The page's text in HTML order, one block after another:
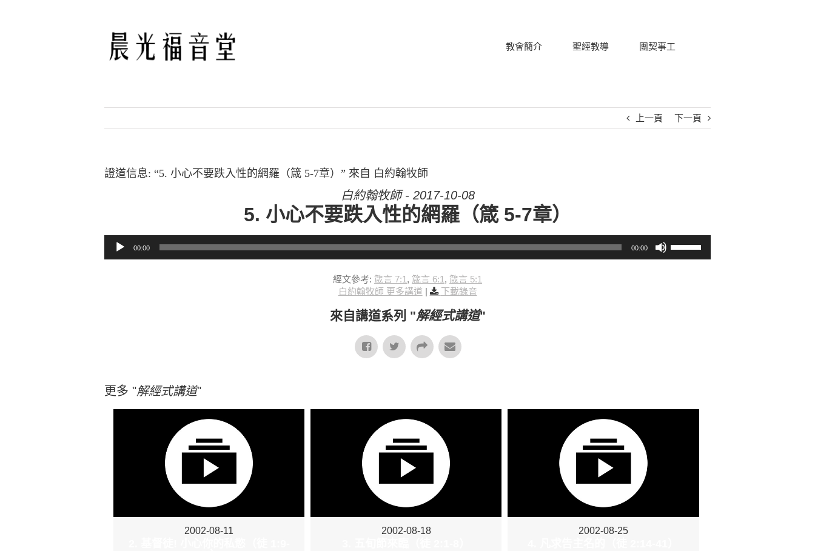
教會簡介 聖經教導 團契事工
上一頁 下一頁
證道信息: “5. 小心不要跌入性的網羅（箴 5-7章）” 來自 白約翰牧師
白約翰牧師 - 2017-10-08
5. 小心不要跌入性的網羅（箴 5-7章）
音訊播放器
00:00 00:00
使用向上/向下鍵以提高或降低音量。
經文參考: 箴言 7:1 , 箴言 6:1 , 箴言 5:1
白約翰牧師 更多講道 | 下載錄音
來自講道系列 "解經式講道"
更多 "解經式講道"
2002-08-11 2002-08-18 2002-08-25